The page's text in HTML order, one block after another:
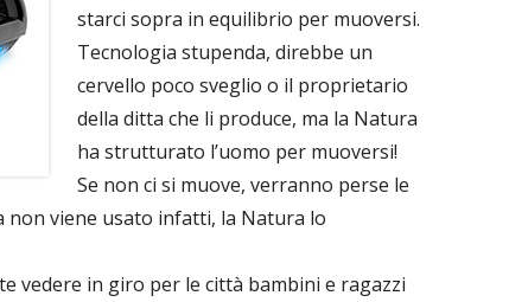
starci sopra in equilibrio per muoversi.
Tecnologia stupenda, direbbe un
cervello poco sveglio o il proprietario
della ditta che li produce, ma la Natura
ha strutturato l’uomo per muoversi!
Se non ci si muove, verranno perse le
viene usato infatti, la Natura lo
vedere in giro per le città bambini e ragazzi